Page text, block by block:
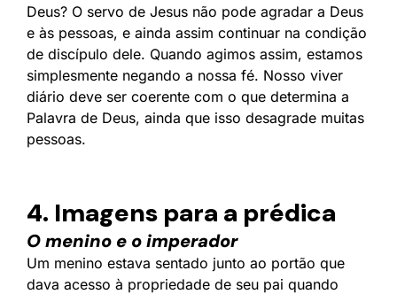
Deus? O servo de Jesus não pode agradar a Deus
e às pessoas, e ainda assim continuar na condição
de discípulo dele. Quando agimos assim, estamos
simplesmente negando a nossa fé. Nosso viver
diário deve ser coerente com o que determina a
Palavra de Deus, ainda que isso desagrade muitas
pessoas.
4. Imagens para a prédica
O menino e o imperador
Um menino estava sentado junto ao portão que
dava acesso à propriedade de seu pai quando